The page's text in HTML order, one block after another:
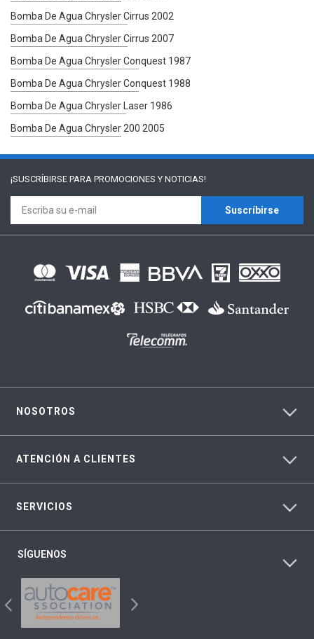
Bomba De Agua Chrysler Cirrus 2002
Bomba De Agua Chrysler Cirrus 2007
Bomba De Agua Chrysler Conquest 1987
Bomba De Agua Chrysler Conquest 1988
Bomba De Agua Chrysler Laser 1986
Bomba De Agua Chrysler 200 2005
¡SUSCRÍBIRSE PARA PROMOCIONES Y NOTICIAS!
Suscríbirse
NOSOTROS
ATENCIÓN A CLIENTES
SERVICIOS
SÍGUENOS